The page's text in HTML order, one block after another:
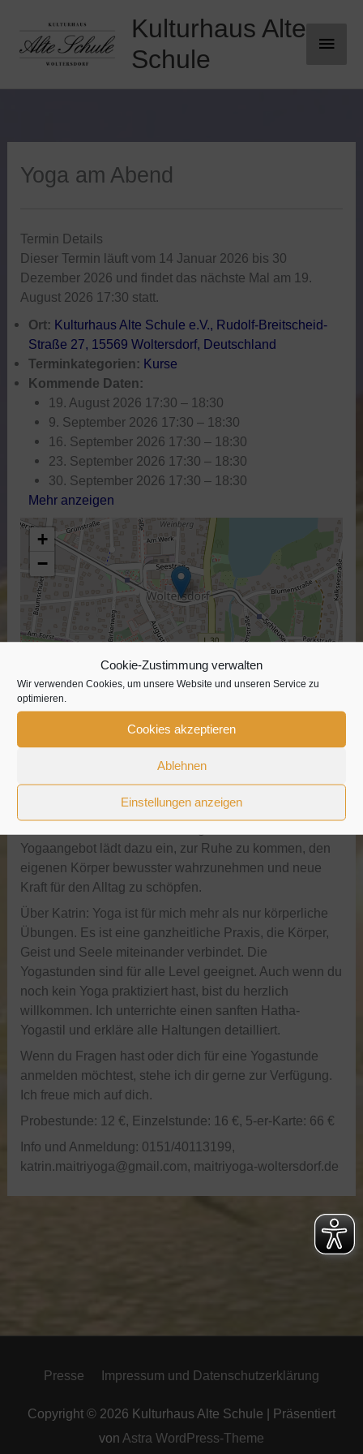
Cookie-Zustimmung verwalten
Wir verwenden Cookies, um unsere Website und unseren Service zu
optimieren.
Cookies akzeptieren
Ablehnen
Einstellungen anzeigen
springen
Kulturhaus Alte
Schule
Yoga am Abend
Termin Details
Dieser Termin läuft vom 14 Januar 2026 bis 30
Dezember 2026 und findet das nächste Mal am 19.
August 2026 17:30 statt.
Ort: Kulturhaus Alte Schule e.V., Rudolf-Breitscheid-
Straße 27, 15569 Woltersdorf, Deutschland
Terminkategorien: Kurse
Kommende Daten:
19. August 2026 17:30 – 18:30
9. September 2026 17:30 – 18:30
16. September 2026 17:30 – 18:30
23. September 2026 17:30 – 18:30
30. September 2026 17:30 – 18:30
Mehr anzeigen
+
−
zu dehnen und zu kräftigen.
Yoga verbessert die Flexibilität und Beweglichkeit der
Gelenke und fördert eine gute Körperhaltung.
Yoga beruhigt den Geist, baut Stress ab und hilft dabei,
Yogaangebot lädt dazu ein, zur Ruhe zu kommen, den
eigenen Körper bewusster wahrzunehmen und neue
Kraft für den Alltag zu schöpfen.
Über Katrin: Yoga ist für mich mehr als nur körperliche
Übungen. Es ist eine ganzheitliche Praxis, die Körper,
Geist und Seele miteinander verbindet. Die
Yogastunden sind für alle Level geeignet. Auch wenn du
noch kein Yoga praktiziert hast, bist du herzlich
willkommen. Ich unterrichte einen sanften Hatha-
Yogastil und erkläre alle Haltungen detailliert.
Wenn du Fragen hast oder dich für eine Yogastunde
anmelden möchtest, stehe ich dir gerne zur Verfügung.
Ich freue mich auf dich.
Probestunde: 12 €, Einzelstunde: 16 €, 5-er-Karte: 66 €
Info und Anmeldung: 0151/40113199,
katrin.maitriyoga@gmail.com, maitriyoga-woltersdorf.de
Presse Impressum und Datenschutzerklärung
Copyright © 2026 Kulturhaus Alte Schule | Präsentiert
von Astra WordPress-Theme